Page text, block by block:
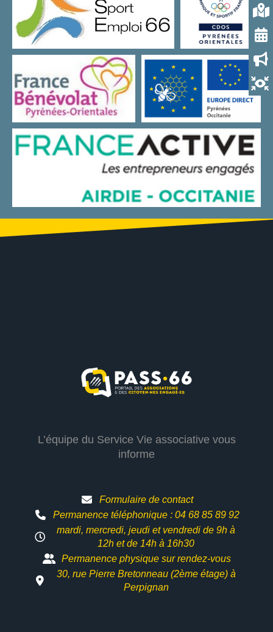
L’équipe du Service Vie associative vous
informe
Formulaire de contact
Permanence téléphonique : 04 68 85 89 92
mardi, mercredi, jeudi et vendredi de 9h à
12h etde 14h à 16h30
Permanence physique sur rendez-vous
30, rue Pierre Bretonneau (2ème étage) à
Perpignan